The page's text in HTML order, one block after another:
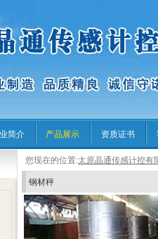
简介 产品展示 资质证书
您现在的位置:太原晶通传感计控有
钢材秤